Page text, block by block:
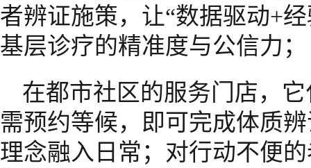
者辨证施策，让“数据驱动+
基层诊疗的精准度与公信力；
在都市社区的服务门店，
需预约等候，即可完成体质
理念融入日常；对行动不便